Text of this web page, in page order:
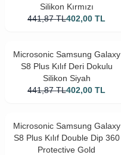
Silikon Kırmızı
441,87 TL402,00 TL
Microsonic Samsung Galaxy
S8 Plus Kılıf Deri Dokulu
Silikon Siyah
441,87 TL402,00 TL
Microsonic Samsung Galaxy
S8 Plus Kılıf Double Dip 360
Protective Gold